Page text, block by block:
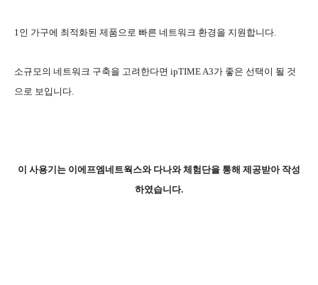
1인 가구에 최적화된 제품으로 빠른 네트워크 환경을 지원합니다.
소규모의 네트워크 구축을 고려한다면 ipTIME A3가 좋은 선택이 될 것
으로 보입니다.
이 사용기는 이에프엠네트웍스와 다나와 체험단을 통해 제공받아 작성
하였습니다.